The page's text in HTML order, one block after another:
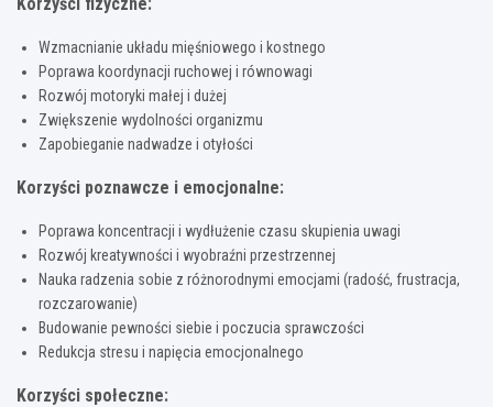
Wzmacnianie układu mięśniowego i kostnego
Poprawa koordynacji ruchowej i równowagi
Rozwój motoryki małej i dużej
Zwiększenie wydolności organizmu
Zapobieganie nadwadze i otyłości
Korzyści poznawcze i emocjonalne:
Poprawa koncentracji i wydłużenie czasu skupienia uwagi
Rozwój kreatywności i wyobraźni przestrzennej
Nauka radzenia sobie z różnorodnymi emocjami (radość, frustracja,
rozczarowanie)
Budowanie pewności siebie i poczucia sprawczości
Redukcja stresu i napięcia emocjonalnego
Korzyści społeczne: